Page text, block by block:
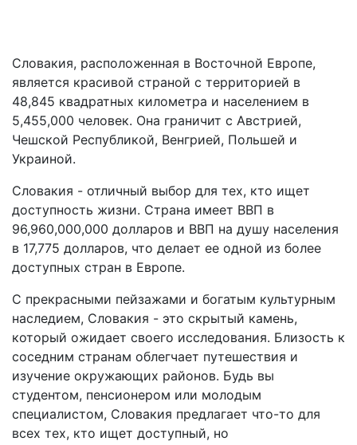
Словакия, расположенная в Восточной Европе,
является красивой страной с территорией в
48,845 квадратных километра и населением в
5,455,000 человек. Она граничит с Австрией,
Чешской Республикой, Венгрией, Польшей и
Украиной.
Словакия - отличный выбор для тех, кто ищет
доступность жизни. Страна имеет ВВП в
96,960,000,000 долларов и ВВП на душу населения
в 17,775 долларов, что делает ее одной из более
доступных стран в Европе.
С прекрасными пейзажами и богатым культурным
наследием, Словакия - это скрытый камень,
который ожидает своего исследования. Близость к
соседним странам облегчает путешествия и
изучение окружающих районов. Будь вы
студентом, пенсионером или молодым
специалистом, Словакия предлагает что-то для
всех тех, кто ищет доступный, но